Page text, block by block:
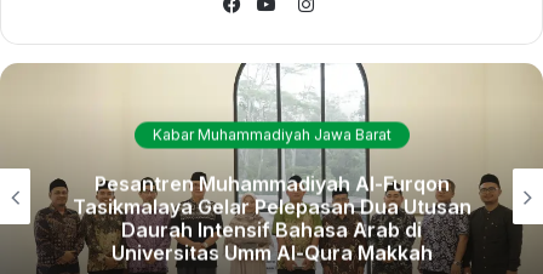
“Penghargaan ini adalah wujud pengakuan atas komitmen
kami dalam keterbukaan informasi. Kami berharap prestasi
ini dapat memotivasi kami untuk terus meningkatkan
pelayanan informasi publik dan memperkuat nama baik UM
Bandung sebagai kampus modern dan terpercaya,” ujarnya
Kabar Muhammadiyah Jawa Barat
Pesantren Muhammadiyah Al-Furqon
Tasikmalaya Gelar Pelepasan Dua Utusan
Daurah Intensif Bahasa Arab di
Universitas Umm Al-Qura Makkah